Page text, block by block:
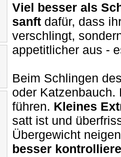
Viel besser als
sanft dafür, dass
verschlingt,
appetitlicher aus -
Beim Schlingen
oder Katzenbauch.
führen. Kleines
satt ist und
Übergewicht
besser